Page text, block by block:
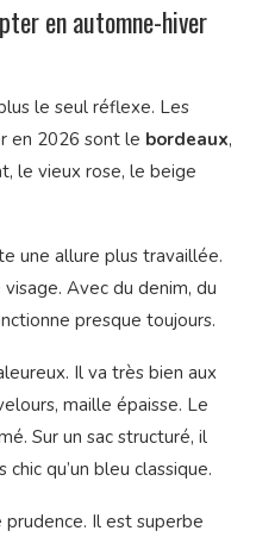
en automne-hiver
le seul réflexe. Les
en 2026 sont le bordeaux,
le vieux rose, le beige
une allure plus travaillée.
Avec du denim, du
presque toujours.
Il va très bien aux
maille épaisse. Le
Sur un sac structuré, il
qu’un bleu classique.
Il est superbe